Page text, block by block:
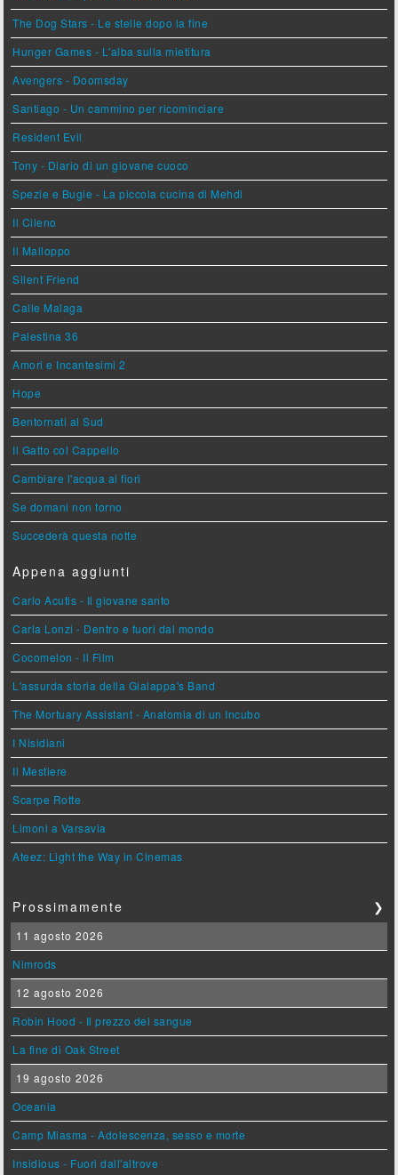
The Dog Stars - Le stelle dopo la fine
Hunger Games - L'alba sulla mietitura
Avengers - Doomsday
Santiago - Un cammino per ricominciare
Resident Evil
Tony - Diario di un giovane cuoco
Spezie e Bugie - La piccola cucina di Mehdi
Il Cileno
Il Malloppo
Silent Friend
Calle Malaga
Palestina 36
Amori e Incantesimi 2
Hope
Bentornati al Sud
Il Gatto col Cappello
Cambiare l'acqua ai fiori
Se domani non torno
Succederà questa notte
Appena aggiunti
Carlo Acutis - Il giovane santo
Carla Lonzi - Dentro e fuori dal mondo
Cocomelon - Il Film
L'assurda storia della Gialappa's Band
The Mortuary Assistant - Anatomia di un Incubo
I Nisidiani
Il Mestiere
Scarpe Rotte
Limoni a Varsavia
Ateez: Light the Way in Cinemas
Prossimamente ❯
11 agosto 2026
Nimrods
12 agosto 2026
Robin Hood - Il prezzo del sangue
La fine di Oak Street
19 agosto 2026
Oceania
Camp Miasma - Adolescenza, sesso e morte
Insidious - Fuori dall'altrove